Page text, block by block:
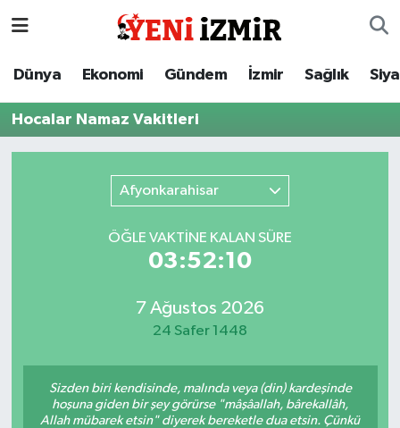
Dünya Ekonomi Gündem İzmir Sağlık
Hocalar Namaz Vakitleri
Afyonkarahisar
ÖĞLE VAKTİNE KALAN SÜRE
03:52:10
7 Ağustos 2026
24 Safer 1448
Sizden biri kendisinde, malında veya (din) kardeşinde
hoşuna giden bir şey görürse "mâşâallah, bârekallâh,
Allah mübarek etsin" diyerek bereketle dua etsin. Çünkü
Dünya
Ekonomi
Resmi İlanlar
İzmir Nöbetçi Eczaneler
İzmir Hava Durumu
İzmir Trafik Yoğunluk Haritası
Süper Lig Puan Durumu ve Fikstür
Haber Arşivi